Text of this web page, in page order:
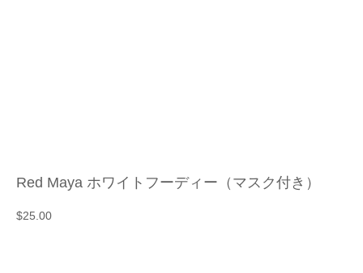
Red Maya ホワイトフーディー（マスク付き）
$25.00